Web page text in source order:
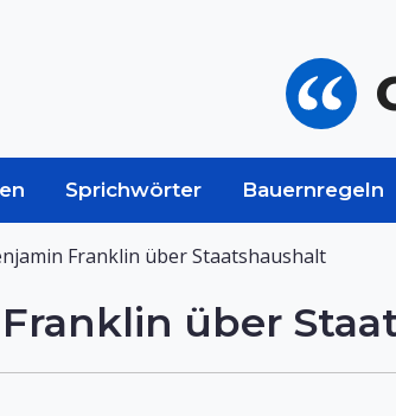
Sprichwörter Bauernregeln
Franklin über Staatshaushalt
über